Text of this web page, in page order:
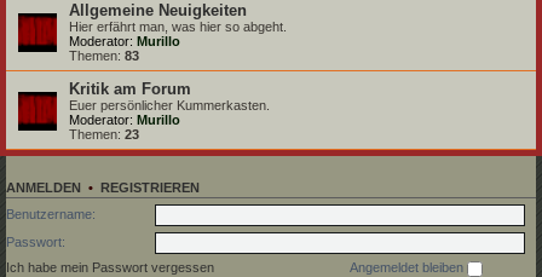
Allgemeine Neuigkeiten
Hier erfährt man, was hier so abgeht.
Moderator: Murillo
Themen: 83
Kritik am Forum
Euer persönlicher Kummerkasten.
Moderator: Murillo
Themen: 23
ANMELDEN • REGISTRIEREN
Benutzername:
Passwort:
Ich habe mein Passwort vergessen
Angemeldet bleiben